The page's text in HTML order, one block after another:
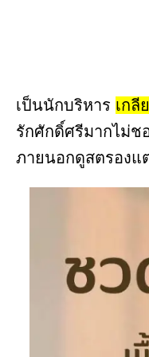
เป็นนักบริหาร เกลี
รักศักดิ์ศรีมากไม่ช
ภายนอกดูสตรองแ